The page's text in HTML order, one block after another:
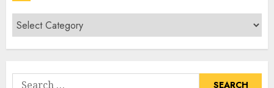
Cari
Senarai
Tumbuhan
Search